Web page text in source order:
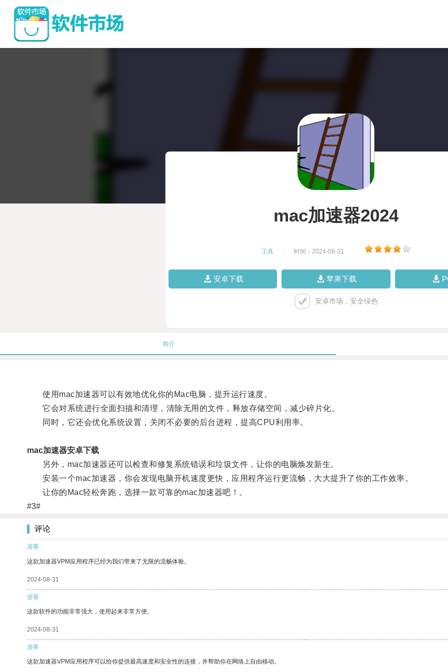
mac加速器2024
工具 时间：2024-08-31
安卓下载 苹果下载
安卓市场，安全绿色
简介
使用mac加速器可以有效地优化你的Mac电脑，提升运行速度。
它会对系统进行全面扫描和清理，清除无用的文件，释放存储空间，减少碎片化。
同时，它还会优化系统设置，关闭不必要的后台进程，提高CPU利用率。
mac加速器安卓下载
另外，mac加速器还可以检查和修复系统错误和垃圾文件，让你的电脑焕发新生。
安装一个mac加速器，你会发现电脑开机速度更快，应用程序运行更流畅，大大提升了你的工作效率。
让你的Mac轻松奔跑，选择一款可靠的mac加速器吧！。
#3#
评论
游客
这款加速器VPM应用程序已经为我们带来了无限的流畅体验。
2024-08-31
游客
这款软件的功能非常强大，使用起来非常方便。
2024-08-31
游客
这款加速器VPM应用程序可以给你提供最高速度和安全性的连接，并帮助你在网络上自由移动。